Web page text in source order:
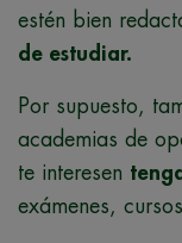
estén bien
de estudiar.
Por supuesto,
academias de
te interesen
exámenes,